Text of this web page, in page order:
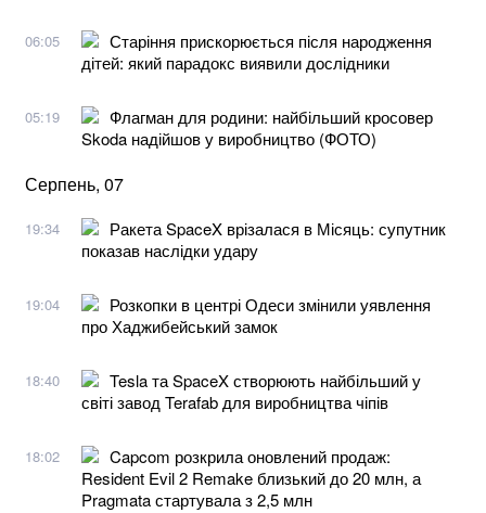
06:05
Старіння прискорюється після народження
дітей: який парадокс виявили дослідники
05:19
Флагман для родини: найбільший кросовер
Skoda надійшов у виробництво (ФОТО)
Серпень, 07
19:34
Ракета SpaceX врізалася в Місяць: супутник
показав наслідки удару
19:04
Розкопки в центрі Одеси змінили уявлення
про Хаджибейський замок
18:40
Tesla та SpaceX створюють найбільший у
світі завод Terafab для виробництва чіпів
18:02
Capcom розкрила оновлений продаж:
Resident Evil 2 Remake близький до 20 млн, а
Pragmata стартувала з 2,5 млн